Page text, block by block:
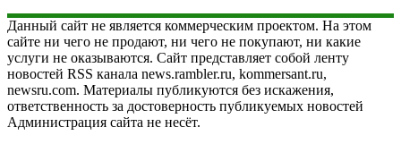
Данный сайт не является коммерческим проектом. На этом
сайте ни чего не продают, ни чего не покупают, ни какие
услуги не оказываются. Сайт представляет собой ленту
новостей RSS канала news.rambler.ru, kommersant.ru,
newsru.com. Материалы публикуются без искажения,
ответственность за достоверность публикуемых новостей
Администрация сайта не несёт.